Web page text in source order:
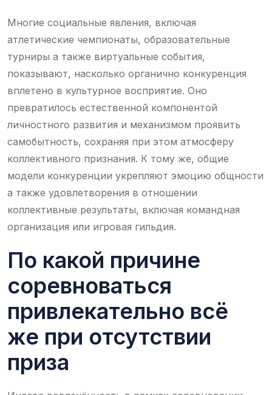
Многие социальные явления, включая
атлетические чемпионаты, образовательные
турниры а также виртуальные события,
показывают, насколько органично конкуренция
вплетено в культурное восприятие. Оно
превратилось естественной компонентой
личностного развития и механизмом проявить
самобытность, сохраняя при этом атмосферу
коллективного признания. К тому же, общие
модели конкуренции укрепляют эмоцию общности
а также удовлетворения в отношении
коллективные результаты, включая командная
организация или игровая гильдия.
По какой причине
соревноваться
привлекательно всё
же при отсутствии
приза